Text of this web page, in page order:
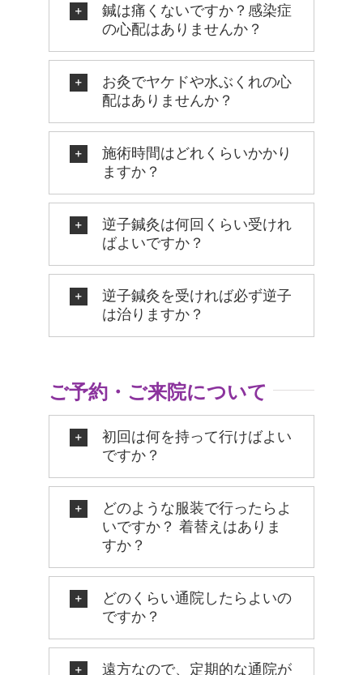
鍼は痛くないですか？感染症
の心配はありませんか？
お灸でヤケドや水ぶくれの心
配はありませんか？
施術時間はどれくらいかかり
ますか？
逆子鍼灸は何回くらい受けれ
ばよいですか？
逆子鍼灸を受ければ必ず逆子
は治りますか？
ご予約・ご来院について
初回は何を持って行けばよい
ですか？
どのような服装で行ったらよ
いですか？ 着替えはありま
すか？
どのくらい通院したらよいの
ですか？
遠方なので、定期的な通院が